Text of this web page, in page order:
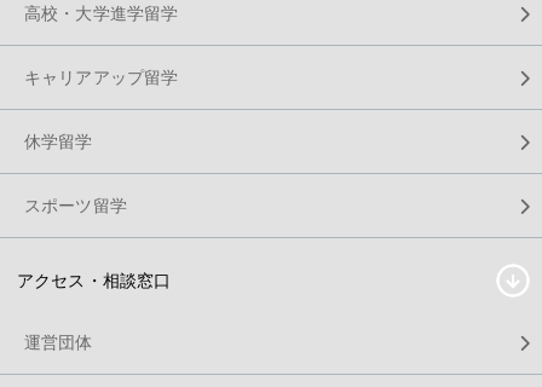
高校・大学進学留学
キャリアアップ留学
休学留学
スポーツ留学
アクセス・相談窓口
運営団体